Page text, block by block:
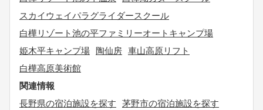
スカイウェイパラグライダースクール
白樺リゾート池の平ファミリーオートキャンプ場
姫木平キャンプ場
陶仙房 車山高原リフト
白樺高原美術館
関連情報
長野県の宿泊施設を探す
茅野市の宿泊施設を探す